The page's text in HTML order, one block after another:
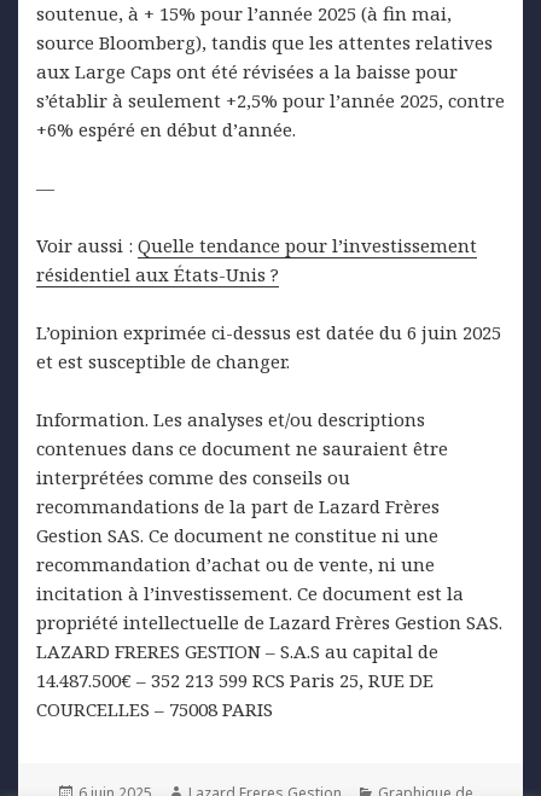
soutenue, à + 15% pour l’année 2025 (à fin mai,
source Bloomberg), tandis que les attentes relatives
aux Large Caps ont été révisées a la baisse pour
s’établir à seulement +2,5% pour l’année 2025, contre
+6% espéré en début d’année.
—
Voir aussi : Quelle tendance pour l’investissement
résidentiel aux États-Unis ?
L’opinion exprimée ci-dessus est datée du 6 juin 2025
et est susceptible de changer.
Information. Les analyses et/ou descriptions
contenues dans ce document ne sauraient être
interprétées comme des conseils ou
recommandations de la part de Lazard Frères
Gestion SAS. Ce document ne constitue ni une
recommandation d’achat ou de vente, ni une
incitation à l’investissement. Ce document est la
propriété intellectuelle de Lazard Frères Gestion SAS.
LAZARD FRERES GESTION – S.A.S au capital de
14.487.500€ – 352 213 599 RCS Paris 25, RUE DE
COURCELLES – 75008 PARIS
Posted Author Categories